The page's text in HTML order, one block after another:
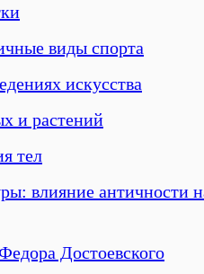
виды спорта
искусства
и растений
тел
влияние античности
Достоевского